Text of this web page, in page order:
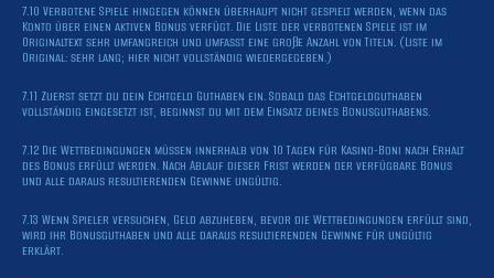
7.10 Verbotene Spiele hingegen können überhaupt nicht gespielt werden, wenn das
Konto über einen aktiven Bonus verfügt. Die Liste der verbotenen Spiele ist im
Originaltext sehr umfangreich und umfasst eine große Anzahl von Titeln. (Liste im
Original: sehr lang; hier nicht vollständig wiedergegeben.)
7.11 Zuerst setzt du dein Echtgeld Guthaben ein. Sobald das Echtgeldguthaben
vollständig eingesetzt ist, beginnst du mit dem Einsatz deines Bonusguthabens.
7.12 Die Wettbedingungen müssen innerhalb von 10 Tagen für Kasino-Boni nach Erhalt
des Bonus erfüllt werden. Nach Ablauf dieser Frist werden der verfügbare Bonus
und alle daraus resultierenden Gewinne ungültig.
7.13 Wenn Spieler versuchen, Geld abzuheben, bevor die Wettbedingungen erfüllt sind,
wird ihr Bonusguthaben und alle daraus resultierenden Gewinne für ungültig
erklärt.